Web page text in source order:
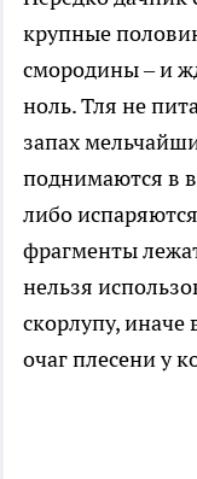
крупные
смородины – и
ноль. Тля не
запах
поднимаются в
либо
фрагменты
нельзя
скорлупу,
очаг плесени у